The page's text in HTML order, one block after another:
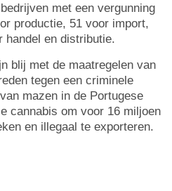
met een vergunning
productie, 51 voor import,
handel en distributie.
blij met de maatregelen van
tegen een criminele
mazen in de Portugese
cannabis om voor 16 miljoen
en illegaal te exporteren.